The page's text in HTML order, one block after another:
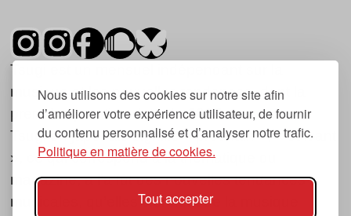
Nous utilisons des cookies sur notre site afin
d’améliorer votre expérience utilisateur, de fournir
du contenu personnalisé et d’analyser notre trafic.
Politique en matière de cookies.
Tout accepter
Tsugi est un mensuel indépendant sur la
musique et les nouvelles tendances, dont la
première parution date de 2007.
Tsugi en japonais signifie « prochain », « suivant
», ce qui correspond à la thématique du
magazine, à l’affût des nouvelles tendances
musicales, qu’elles viennent de la musique